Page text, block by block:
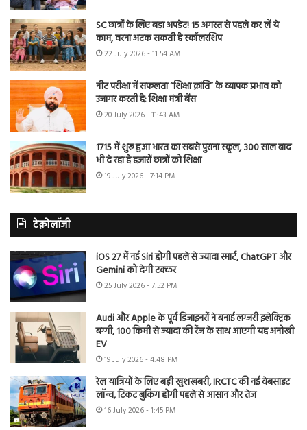
SC छात्रों के लिए बड़ा अपडेट! 15 अगस्त से पहले कर लें ये
काम, वरना अटक सकती है स्कॉलरशिप
22 July 2026 - 11:54 AM
नीट परीक्षा में सफलता “शिक्षा क्रांति” के व्यापक प्रभाव को
उजागर करती है: शिक्षा मंत्री बैंस
20 July 2026 - 11:43 AM
1715 में शुरू हुआ भारत का सबसे पुराना स्कूल, 300 साल बाद
भी दे रहा है हजारों छात्रों को शिक्षा
19 July 2026 - 7:14 PM
टेक्नोलॉजी
iOS 27 में नई Siri होगी पहले से ज्यादा स्मार्ट, ChatGPT और
Gemini को देगी टक्कर
25 July 2026 - 7:52 PM
Audi और Apple के पूर्व डिजाइनरों ने बनाई लग्जरी इलेक्ट्रिक
बग्गी, 100 किमी से ज्यादा की रेंज के साथ आएगी यह अनोखी
EV
19 July 2026 - 4:48 PM
रेल यात्रियों के लिए बड़ी खुशखबरी, IRCTC की नई वेबसाइट
लॉन्च, टिकट बुकिंग होगी पहले से आसान और तेज
16 July 2026 - 1:45 PM